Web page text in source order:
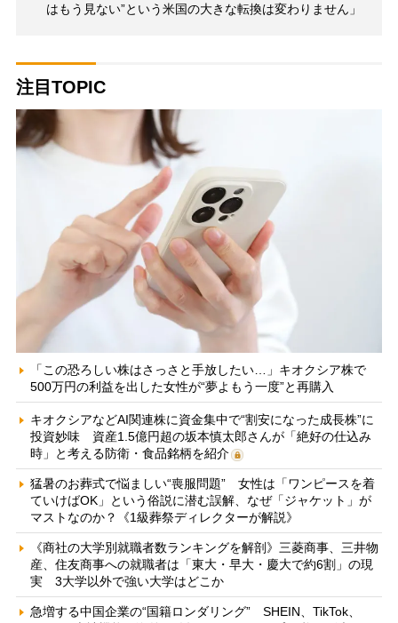
はもう見ない”という米国の大きな転換は変わりません」
注目TOPIC
「この恐ろしい株はさっさと手放したい…」キオクシア株で
500万円の利益を出した女性が“夢よもう一度”と再購入
キオクシアなどAI関連株に資金集中で“割安になった成長株”に
投資妙味 資産1.5億円超の坂本慎太郎さんが「絶好の仕込み
時」と考える防衛・食品銘柄を紹介
猛暑のお葬式で悩ましい“喪服問題” 女性は「ワンピースを着
ていけばOK」という俗説に潜む誤解、なぜ「ジャケット」が
マストなのか？《1級葬祭ディレクターが解説》
《商社の大学別就職者数ランキングを解剖》三菱商事、三井物
産、住友商事への就職者は「東大・早大・慶大で約6割」の現
実 3大学以外で強い大学はどこか
急増する中国企業の“国籍ロンダリング” SHEIN、TikTok、